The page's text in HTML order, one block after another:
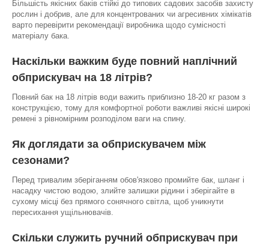
Більшість якісних баків стійкі до типових садових засобів захисту
рослин і добрив, але для концентрованих чи агресивних хімікатів
варто перевірити рекомендації виробника щодо сумісності
матеріалу бака.
Наскільки важким буде повний наплічний
обприскувач на 18 літрів?
Повний бак на 18 літрів води важить приблизно 18-20 кг разом з
конструкцією, тому для комфортної роботи важливі якісні широкі
ремені з рівномірним розподілом ваги на спину.
Як доглядати за обприскувачем між
сезонами?
Перед тривалим зберіганням обов'язково промийте бак, шланг і
насадку чистою водою, злийте залишки рідини і зберігайте в
сухому місці без прямого сонячного світла, щоб уникнути
пересихання ущільнювачів.
Скільки служить ручний обприскувач при